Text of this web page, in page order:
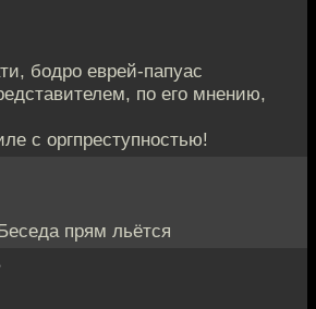
бодро еврей-папуас
по его мнению,
с оргпреступностью!
прям льётся